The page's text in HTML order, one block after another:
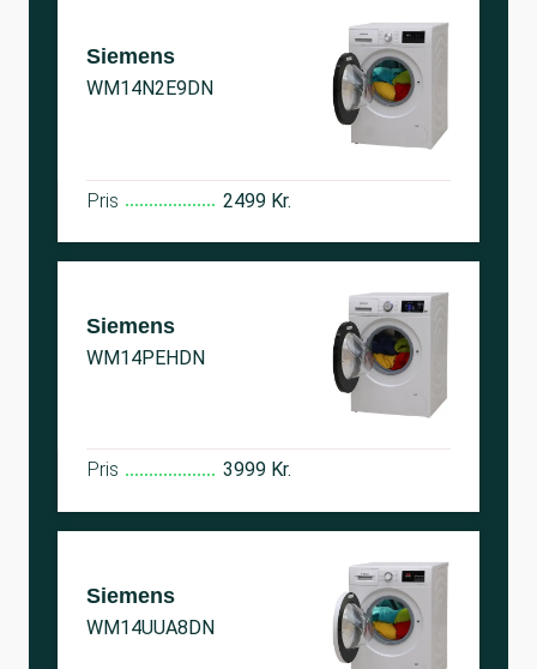
Siemens
WM14N2E9DN
Pris 2499 Kr.
Siemens
WM14PEHDN
Pris 3999 Kr.
Siemens
WM14UUA8DN